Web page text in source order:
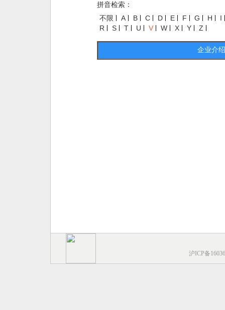
拼音检索：
不限
A B C D E F G H
I
R
S T U V W X Y Z
企业介绍
沪ICP备